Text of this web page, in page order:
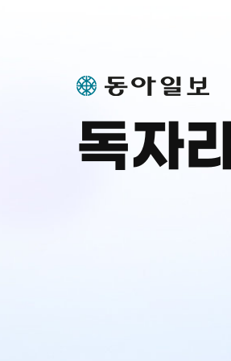
독자